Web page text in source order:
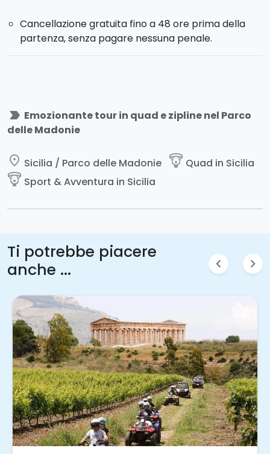
Cancellazione gratuita fino a 48 ore prima della
partenza, senza pagare nessuna penale.
label_important Emozionante tour in quad e zipline nel Parco
delle Madonie
place Sicilia / Parco delle Madonie paragliding Quad in Sicilia
paragliding Sport & Avventura in Sicilia
Ti potrebbe piacere
anche ...
chevron_left chevron_right